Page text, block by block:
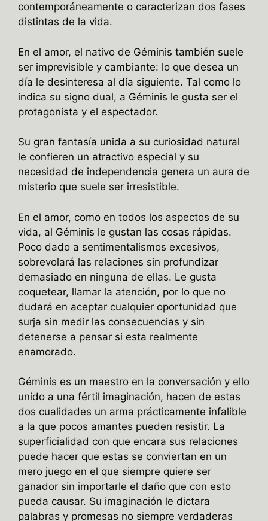
contemporáneamente o caracterizan dos fases
distintas de la vida.
En el amor, el nativo de Géminis también suele
ser imprevisible y cambiante: lo que desea un
día le desinteresa al día siguiente. Tal como lo
indica su signo dual, a Géminis le gusta ser el
protagonista y el espectador.
Su gran fantasía unida a su curiosidad natural
le confieren un atractivo especial y su
necesidad de independencia genera un aura de
misterio que suele ser irresistible.
En el amor, como en todos los aspectos de su
vida, al Géminis le gustan las cosas rápidas.
Poco dado a sentimentalismos excesivos,
sobrevolará las relaciones sin profundizar
demasiado en ninguna de ellas. Le gusta
coquetear, llamar la atención, por lo que no
dudará en aceptar cualquier oportunidad que
surja sin medir las consecuencias y sin
detenerse a pensar si esta realmente
enamorado.
Géminis es un maestro en la conversación y ello
unido a una fértil imaginación, hacen de estas
dos cualidades un arma prácticamente infalible
a la que pocos amantes pueden resistir. La
superficialidad con que encara sus relaciones
puede hacer que estas se conviertan en un
mero juego en el que siempre quiere ser
ganador sin importarle el daño que con esto
pueda causar. Su imaginación le dictara
palabras y promesas no siempre verdaderas